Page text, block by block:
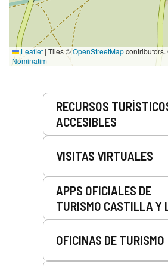
Leaflet | Tiles ©OpenStreetMap
Nominatim
RECURSOS
ACCESIBLES
VISITAS VIRTUALES
APPS OFICIALES DE
TURISMO CASTILLA Y
OFICINAS DE TURISMO